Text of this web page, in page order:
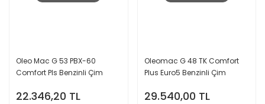
Oleo Mac G 53 PBX-60
Comfort Pls Benzinli Çim
22.346,20 TL
Oleomac G 48 TK Comfort
Plus Euro5 Benzinli Çim
29.540,00 TL